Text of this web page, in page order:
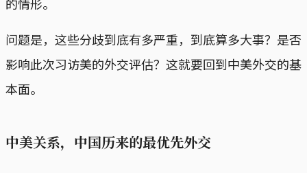
问题是，这些分歧到底有多严重，到底算多大事？是否
影响此次习访美的外交评估？这就要回到中美外交的基
本面。
中美关系，中国历来的最优先外交